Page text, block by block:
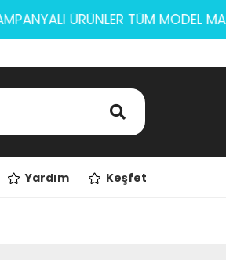
KAMPANYALI ÜRÜNLER TÜM MODEL
Yardım Keşfet